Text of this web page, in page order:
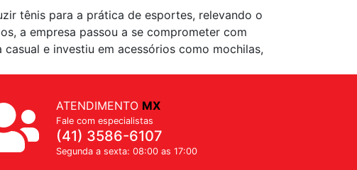
tênis para a prática de esportes, relevando o
a empresa passou a se comprometer com
e investiu em acessórios como mochilas,
ATENDIMENTO MX
Fale com especialistas
(41) 3586-6107
Segunda a sexta: 08:00 as 17:00